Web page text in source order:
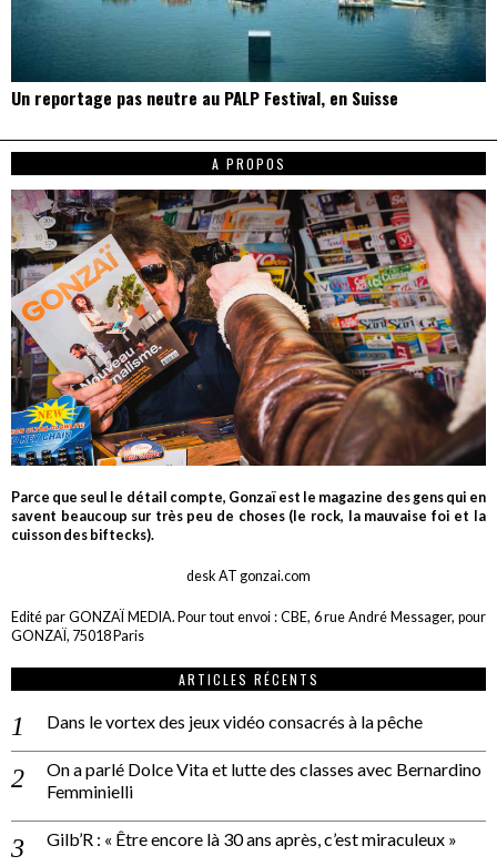
Un reportage pas neutre au PALP Festival, en Suisse
A PROPOS
Parce que seul le détail compte, Gonzaï est le magazine des gens qui en
savent beaucoup sur très peu de choses (le rock, la mauvaise foi et la
cuisson des biftecks).
desk AT gonzai.com
Edité par GONZAÏ MEDIA. Pour tout envoi : CBE, 6 rue André Messager, pour
GONZAÏ, 75018 Paris
ARTICLES RÉCENTS
Dans le vortex des jeux vidéo consacrés à la pêche
On a parlé Dolce Vita et lutte des classes avec Bernardino
Femminielli
Gilb’R : « Être encore là 30 ans après, c’est miraculeux »